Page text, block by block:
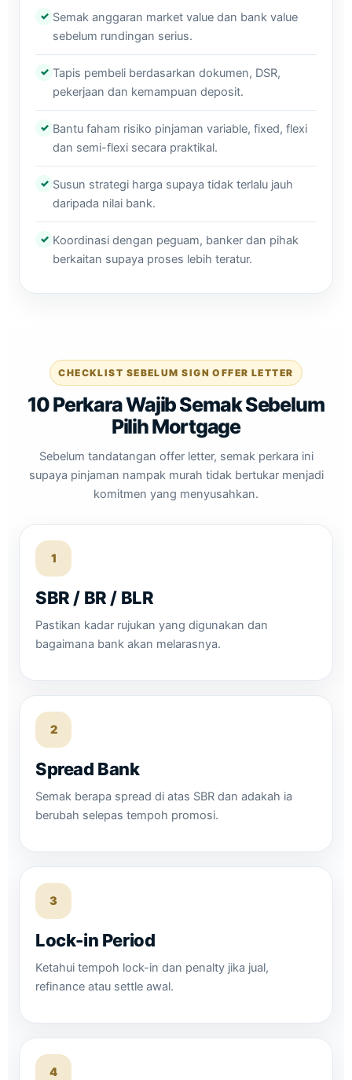
✓ Semak anggaran market value dan bank value
sebelum rundingan serius.
✓ Tapis pembeli berdasarkan dokumen, DSR,
pekerjaan dan kemampuan deposit.
✓ Bantu faham risiko pinjaman variable, fixed, flexi
dan semi-flexi secara praktikal.
✓ Susun strategi harga supaya tidak terlalu jauh
daripada nilai bank.
✓ Koordinasi dengan peguam, banker dan pihak
berkaitan supaya proses lebih teratur.
CHECKLIST SEBELUM SIGN OFFER LETTER
10 Perkara Wajib Semak Sebelum
Pilih Mortgage
Sebelum tandatangan offer letter, semak perkara ini
supaya pinjaman nampak murah tidak bertukar menjadi
komitmen yang menyusahkan.
1
SBR / BR / BLR
Pastikan kadar rujukan yang digunakan dan
bagaimana bank akan melarasnya.
2
Spread Bank
Semak berapa spread di atas SBR dan adakah ia
berubah selepas tempoh promosi.
3
Lock-in Period
Ketahui tempoh lock-in dan penalty jika jual,
refinance atau settle awal.
4